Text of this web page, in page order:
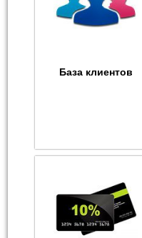
База клиентов